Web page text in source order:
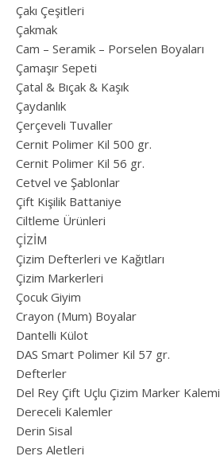
Çakı Çeşitleri
Çakmak
Cam – Seramik – Porselen Boyaları
Çamaşır Sepeti
Çatal & Bıçak & Kaşık
Çaydanlık
Çerçeveli Tuvaller
Cernit Polimer Kil 500 gr.
Cernit Polimer Kil 56 gr.
Cetvel ve Şablonlar
Çift Kişilik Battaniye
Ciltleme Ürünleri
ÇİZİM
Çizim Defterleri ve Kağıtları
Çizim Markerleri
Çocuk Giyim
Crayon (Mum) Boyalar
Dantelli Külot
DAS Smart Polimer Kil 57 gr.
Defterler
Del Rey Çift Uçlu Çizim Marker Kalemi
Dereceli Kalemler
Derin Sisal
Ders Aletleri